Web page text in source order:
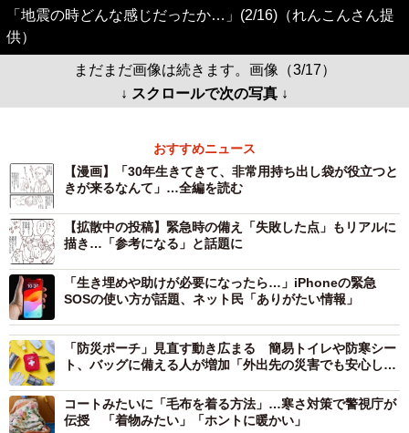
「地震の時どんな感じだったか…」(2/16)（れんこんさん提
供）
まだまだ画像は続きます。画像（3/17）
↓ スクロールで次の写真 ↓
おすすめニュース
【漫画】「30年生きてきて、非常用持ち出し袋が役立つと
きが来るなんて」…全編を読む
【拡散中の投稿】緊急時の備え「失敗した点」もリアルに
描き…「参考になる」と話題に
「生き埋めや助けが必要になったら…」iPhoneの緊急
SOSの使い方が話題、ネット民「ありがたい情報」
「防災ポーチ」見直す動き広まる 簡易トイレや防寒シー
ト、バッグに備える人が増加「外出先の災害でも安心した
コートみたいに「毛布を着る方法」…寒さ対策で警視庁が
伝授 「着物みたい」「ホントに暖かい」